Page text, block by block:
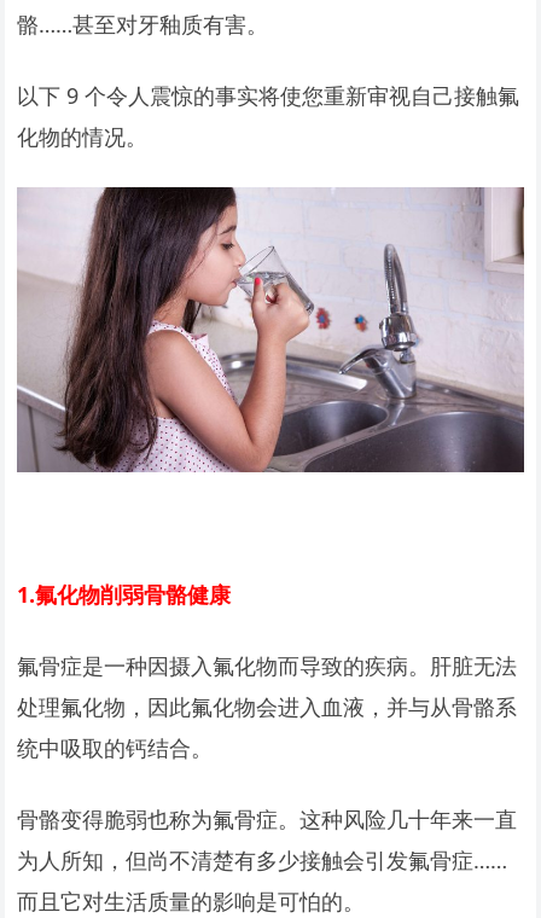
骼……甚至对牙釉质有害。
以下 9 个令人震惊的事实将使您重新审视自己接触氟
化物的情况。
1.氟化物削弱骨骼健康
氟骨症是一种因摄入氟化物而导致的疾病。肝脏无法
处理氟化物，因此氟化物会进入血液，并与从骨骼系
统中吸取的钙结合。
骨骼变得脆弱也称为氟骨症。这种风险几十年来一直
为人所知，但尚不清楚有多少接触会引发氟骨症……
而且它对生活质量的影响是可怕的。